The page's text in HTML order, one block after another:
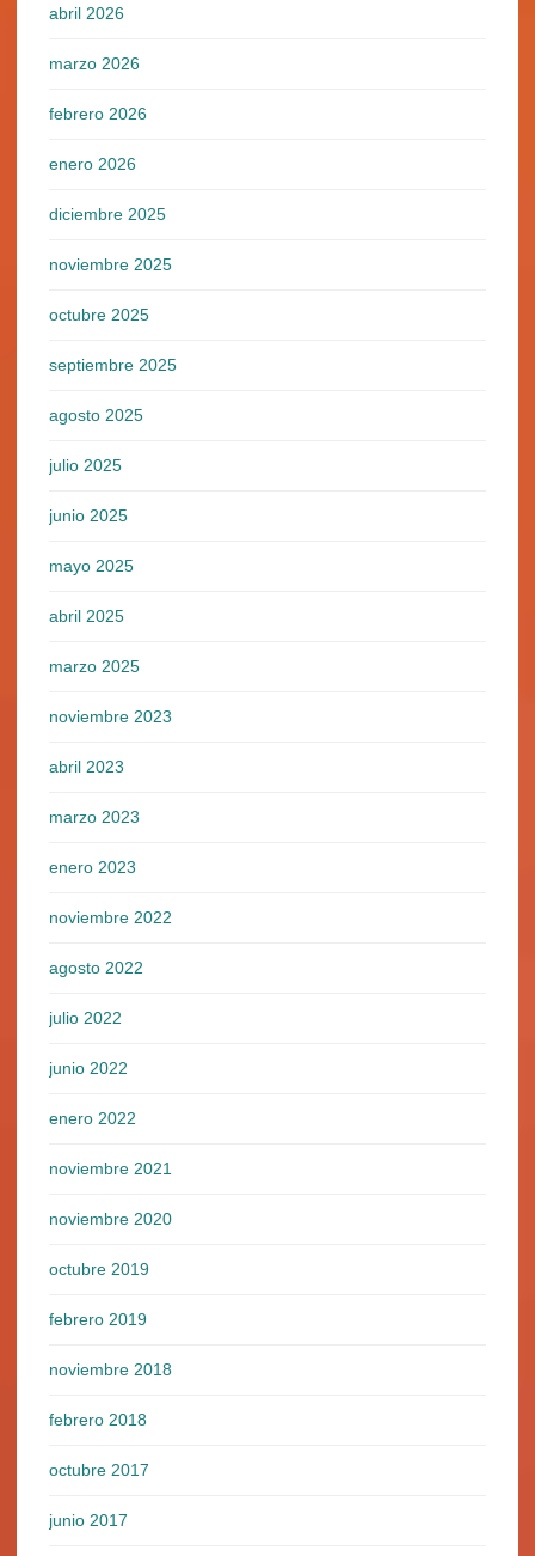
abril 2026
marzo 2026
febrero 2026
enero 2026
diciembre 2025
noviembre 2025
octubre 2025
septiembre 2025
agosto 2025
julio 2025
junio 2025
mayo 2025
abril 2025
marzo 2025
noviembre 2023
abril 2023
marzo 2023
enero 2023
noviembre 2022
agosto 2022
julio 2022
junio 2022
enero 2022
noviembre 2021
noviembre 2020
octubre 2019
febrero 2019
noviembre 2018
febrero 2018
octubre 2017
junio 2017